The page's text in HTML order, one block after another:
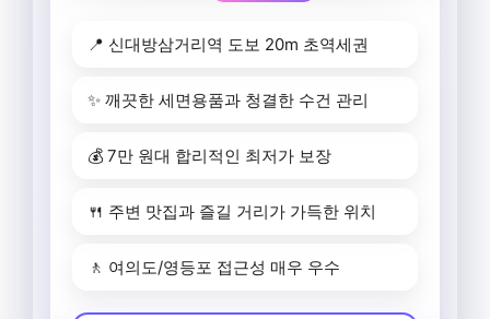
📍 신대방삼거리역 도보 20m 초역세권
✨ 깨끗한 세면용품과 청결한 수건 관리
💰 7만 원대 합리적인 최저가 보장
🍴 주변 맛집과 즐길 거리가 가득한 위치
🚶 여의도/영등포 접근성 매우 우수